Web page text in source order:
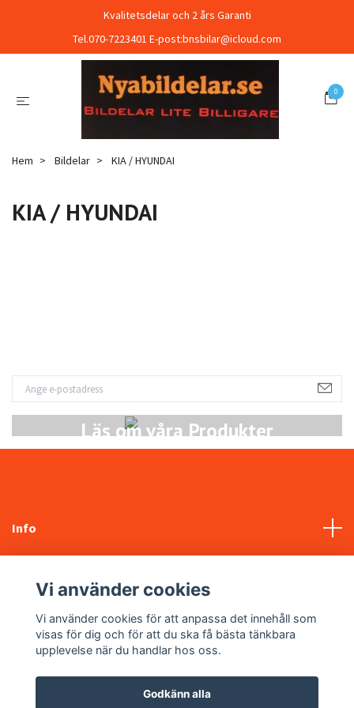
Kvalitetsdelar och 2 års Garanti
Tel.070-7223401 E-post:bnsbilar@icloud.com
0
Läs om våra Produkter
Hem Bildelar KIA / HYUNDAI
KIA / HYUNDAI
Info
Sociala medier
Vi använder cookies
Vi använder cookies för att anpassa det innehåll som
visas för dig och för att du ska få bästa tänkbara
upplevelse när du handlar hos oss.
Godkänn alla